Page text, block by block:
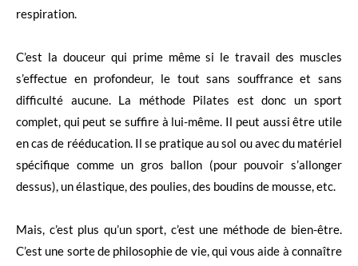
respiration.
C’est la douceur qui prime même si le travail des muscles
s’effectue en profondeur, le tout sans souffrance et sans
difficulté aucune. La méthode Pilates est donc un sport
complet, qui peut se suffire à lui-même. Il peut aussi être utile
en cas de rééducation. Il se pratique au sol ou avec du matériel
spécifique comme un gros ballon (pour pouvoir s’allonger
dessus), un élastique, des poulies, des boudins de mousse, etc.
Mais, c’est plus qu’un sport, c’est une méthode de bien-être.
C’est une sorte de philosophie de vie, qui vous aide à connaître